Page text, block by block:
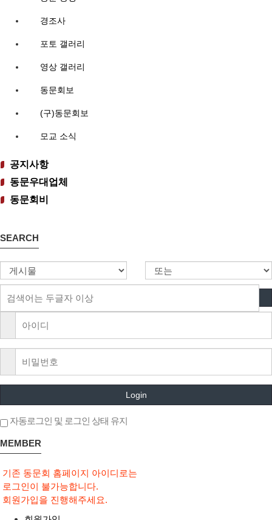
경조사
포토 갤러리
영상 갤러리
동문회보
(구)동문회보
모교 소식
공지사항
동문우대업체
동문회비
SEARCH
Login
자동로그인 및 로그인 상태 유지
MEMBER
기존 동문회 홈페이지 아이디로는
로그인이 불가능합니다.
회원가입을 진행해주세요.